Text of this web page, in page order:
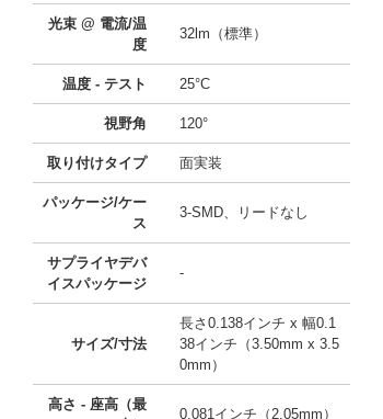
光束 @ 電流/温
度
32lm（標準）
温度 - テスト 25°C
視野角 120°
取り付けタイプ 面実装
パッケージ/ケー
ス
3-SMD、リードなし
サプライヤデバ
イスパッケージ
-
サイズ/寸法
長さ0.138インチ x 幅0.1
38インチ（3.50mm x 3.5
0mm）
高さ - 座高（最
0.081インチ（2.05mm）